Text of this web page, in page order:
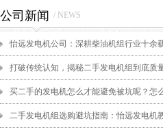
公司新闻 / NEWS
怡远发电机公司：深耕柴油机组行业十余
力解决方案
打破传统认知，揭秘二手发电机组到底质
买二手的发电机怎么才能避免被坑呢？怎
油发电机组呢？
二手发电机组选购避坑指南：怡远发电机